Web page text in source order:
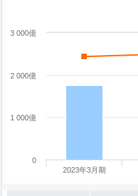
2023年3月期
0
1 000億
2 000億
3 000億